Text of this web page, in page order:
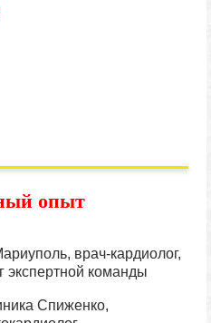
опыт
врач-кардиолог,
экспертной команды
Спиженко,